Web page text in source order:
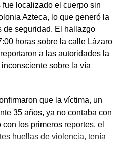
localizado el cuerpo sin
Azteca, lo que generó la
de seguridad. El hallazgo
horas sobre la calle Lázaro
a las autoridades la
sobre la vía
que la víctima, un
35 años, ya no contaba con
los primeros reportes, el
huellas de violencia, tenía